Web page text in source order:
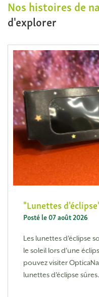
Nos histoires de
d'explorer
Lunettes d'éclipse
Posté le 07 août 2026
Les lunettes d'éclipse
le soleil lors d'une
pouvez visiter
lunettes d'éclipse sûres.